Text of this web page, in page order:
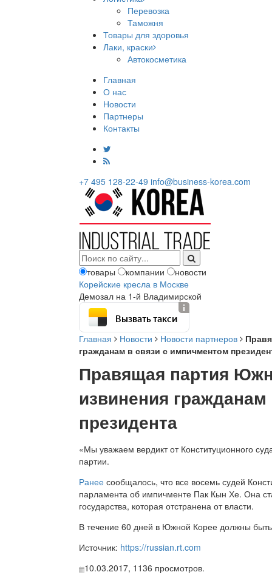
Перевозка
Таможня
Товары для здоровья
Лаки, краски
Автокосметика
Главная
О нас
Новости
Партнеры
Контакты
+7 495 128-22-49 info@business-korea.com
товары компании
новости
Корейские кресла в Москве
Демозал на 1-й Владимирской
Вызвать такси
Главная Новости Новости партнеров
гражданам в связи с импичментом
Правящая партия
извинения
президента
«Мы уважаем вердикт от Конституционного
партии.
Ранее сообщалось, что все восемь судей
парламента об импичменте Пак Кын Хе. Она
государства, которая отстранена от власти.
В течение 60 дней в Южной Корее должны
Источник: https://russian.rt.com
10.03.2017, 1136 просмотров.